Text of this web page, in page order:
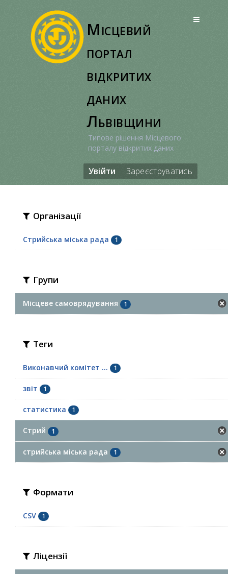
Місцевий
портал
відкритих
даних
Львівщини
Типове рішення Місцевого
порталу відкритих даних
Увійти Зареєструватись
Організації
Стрийська міська рада 1
Групи
Місцеве самоврядування 1
Теги
Виконавчий комітет ... 1
звіт 1
статистика 1
Стрий 1
стрийська міська рада 1
Формати
CSV 1
Ліцензії